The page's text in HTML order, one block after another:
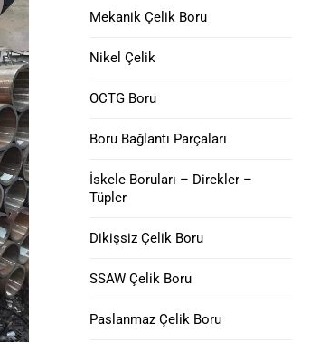
Boru
Çelik Boru
C90 Muhafaza Borusu
M65 MUHAFAZA
Boru Muhafaza Kaplini
Muhafaza Yavru
Eklemleri
Mekanik Çelik Boru
Nikel Çelik
OCTG Boru
Boru Bağlantı Parçaları
İskele Boruları – Direkler –
Tüpler
Dikişsiz Çelik Boru
SSAW Çelik Boru
Paslanmaz Çelik Boru